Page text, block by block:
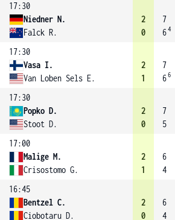
17:30
Niedner N.
Falck R.
2
0
7
64
17:30
Vasa I.
Van Loben Sels E.
2
1
7
66
17:30
Popko D.
Stoot D.
2
0
7
5
17:00
Malige M.
Crisostomo G.
2
1
6
4
16:45
Bentzel C.
Ciobotaru D.
2
0
6
4